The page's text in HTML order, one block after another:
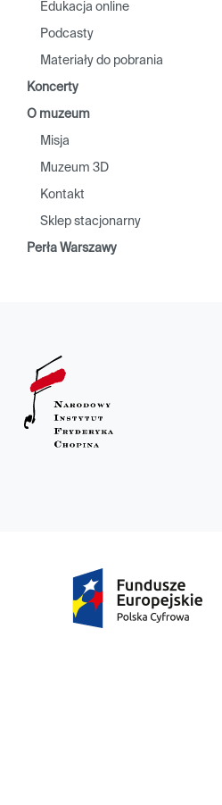
Edukacja online
Podcasty
Materiały do pobrania
Koncerty
O muzeum
Misja
Muzeum 3D
Kontakt
Sklep stacjonarny
Perła Warszawy